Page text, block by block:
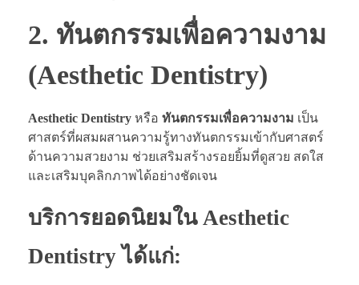
2. ทันตกรรมเพื่อความงาม
(Aesthetic Dentistry)
Aesthetic Dentistry หรือ ทันตกรรมเพื่อความงาม เป็น
ศาสตร์ที่ผสมผสานความรู้ทางทันตกรรมเข้ากับศาสตร์
ด้านความสวยงาม ช่วยเสริมสร้างรอยยิ้มที่ดูสวย สดใส
และเสริมบุคลิกภาพได้อย่างชัดเจน
บริการยอดนิยมใน Aesthetic
Dentistry ได้แก่: